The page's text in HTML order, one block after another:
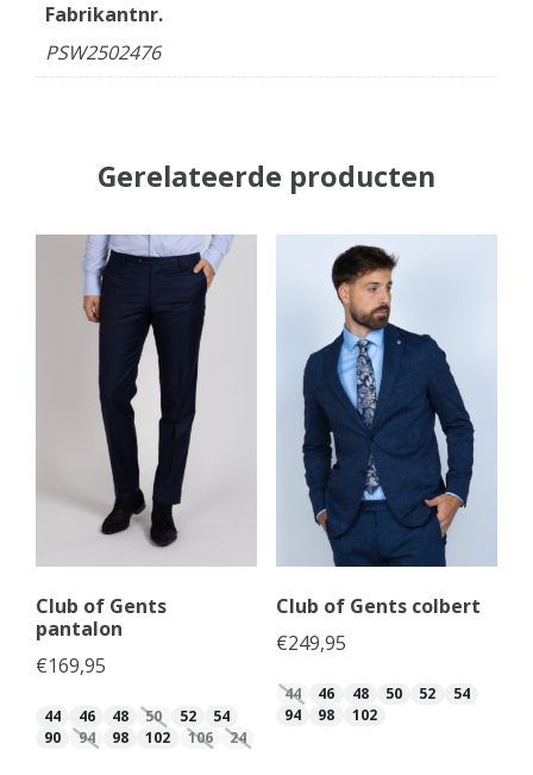
Fabrikantnr.
PSW2502476
Gerelateerde producten
Club of Gents
pantalon
€169,95
44 46 48 50 52
54
90
94 98 102 106 24
Club of Gents colbert
€249,95
44 46 48 50 52
54
94
98 102